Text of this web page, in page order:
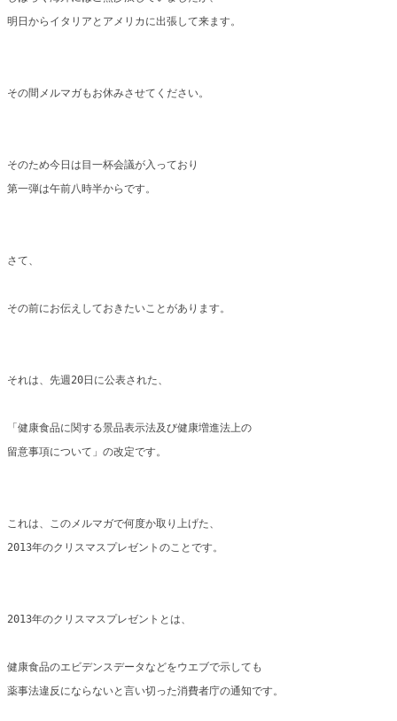
明日からイタリアとアメリカに出張して来ます。
その間メルマガもお休みさせてください。
そのため今日は目一杯会議が入っており
第一弾は午前八時半からです。
さて、
その前にお伝えしておきたいことがあります。
それは、先週20日に公表された、
「健康食品に関する景品表示法及び健康増進法上の
留意事項について」の改定です。
これは、このメルマガで何度か取り上げた、
2013年のクリスマスプレゼントのことです。
2013年のクリスマスプレゼントとは、
健康食品のエビデンスデータなどをウエブで示しても
薬事法違反にならないと言い切った消費者庁の通知です。